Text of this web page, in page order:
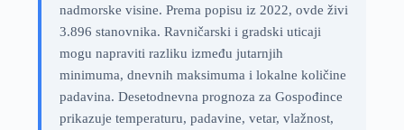
nadmorske visine. Prema popisu iz 2022, ovde živi
3.896 stanovnika. Ravničarski i gradski uticaji
mogu napraviti razliku između jutarnjih
minimuma, dnevnih maksimuma i lokalne količine
padavina. Desetodnevna prognoza za Gospođince
prikazuje temperaturu, padavine, vetar, vlažnost,